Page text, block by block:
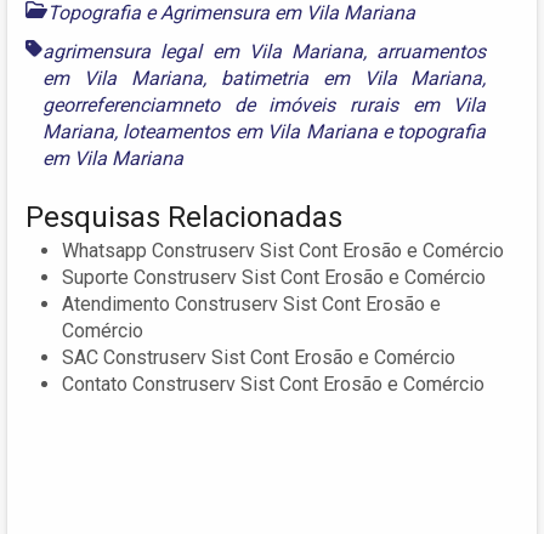
Topografia e Agrimensura em Vila Mariana
agrimensura legal em Vila Mariana, arruamentos
em Vila Mariana, batimetria em Vila Mariana,
georreferenciamneto de imóveis rurais em Vila
Mariana, loteamentos em Vila Marianae topografia
em Vila Mariana
Pesquisas Relacionadas
Whatsapp Construserv Sist Cont Erosão e Comércio
Suporte Construserv Sist Cont Erosão e Comércio
Atendimento Construserv Sist Cont Erosão e
Comércio
SAC Construserv Sist Cont Erosão e Comércio
Contato Construserv Sist Cont Erosão e Comércio